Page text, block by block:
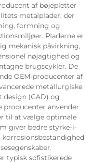
af bøjepletter
metalplader, der
formning og
Pladerne er
mekanisk påvirkning,
nøjagtighed og
brugscykler. De
OEM-producenter af
metallurgiske
(CAD) og
producenter anvender
til at vælge optimale
giver bedre styrke-i-
typisk sofistikerede